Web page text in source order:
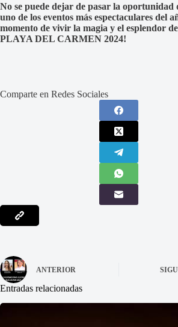
No se puede dejar de pasar la oportunidad
uno de los eventos más espectaculares del
momento de vivir la magia y el esplendor
PLAYA DEL CARMEN 2024!
Comparte en Redes Sociales
ANTERIOR
Entradas relacionadas